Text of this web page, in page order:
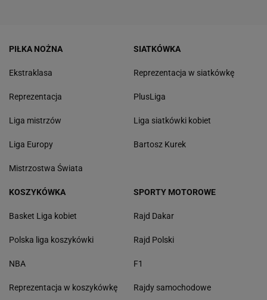
PIŁKA NOŻNA
Ekstraklasa
Reprezentacja
Liga mistrzów
Liga Europy
Mistrzostwa Świata
SIATKÓWKA
Reprezentacja w siatkówkę
PlusLiga
Liga siatkówki kobiet
Bartosz Kurek
KOSZYKÓWKA
Basket Liga kobiet
Polska liga koszykówki
NBA
Reprezentacja w koszykówkę
SPORTY MOTOROWE
Rajd Dakar
Rajd Polski
F1
Rajdy samochodowe